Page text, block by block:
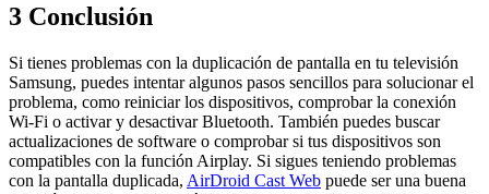
3 Conclusión
Si tienes problemas con la duplicación de pantalla en tu televisión
Samsung, puedes intentar algunos pasos sencillos para solucionar el
problema, como reiniciar los dispositivos, comprobar la conexión
Wi-Fi o activar y desactivar Bluetooth. También puedes buscar
actualizaciones de software o comprobar si tus dispositivos son
compatibles con la función Airplay. Si sigues teniendo problemas
con la pantalla duplicada, AirDroid Cast Web puede ser una buena